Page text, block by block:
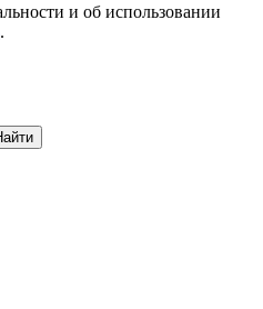
и об использовании
.